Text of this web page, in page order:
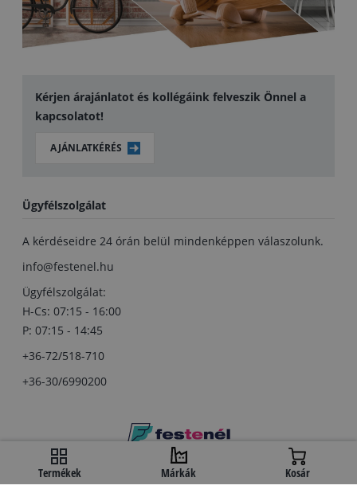
Kérjen árajánlatot és kollégáink felveszik Önnel a
kapcsolatot!
AJÁNLATKÉRÉS
Ügyfélszolgálat
A kérdéseidre 24 órán belül mindenképpen válaszolunk.
info@festenel.hu
Ügyfélszolgálat:
H-Cs: 07:15 - 16:00
P: 07:15 - 14:45
+36-72/518-710
+36-30/6990200
Copyright © festenel.hu.
Minden jog fentartva.
Termékek Márkák Kosár